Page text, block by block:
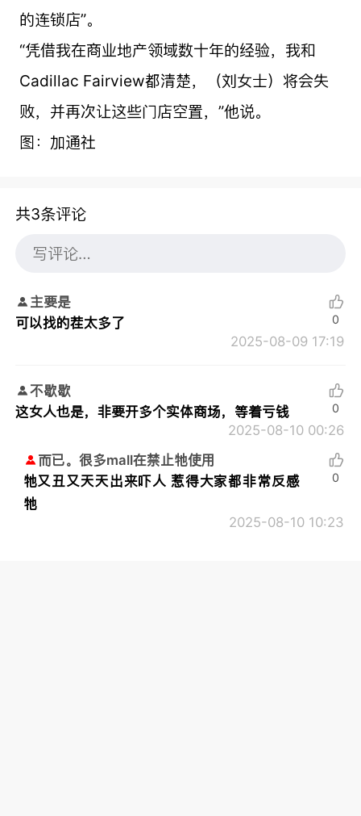
的连锁店”。
“凭借我在商业地产领域数十年的经验，我和
Cadillac Fairview都清楚，（刘女士）将会失
败，并再次让这些门店空置，”他说。
图：加通社
共3条评论
主要是
可以找的茬太多了
2025-08-09 17:19
0
不歇歇
这女人也是，非要开多个实体商场，等着亏钱
2025-08-10 00:26
0
而已。很多mall在禁止牠使用
牠又丑又天天出来吓人 惹得大家都非常反感
牠
2025-08-10 10:23
0